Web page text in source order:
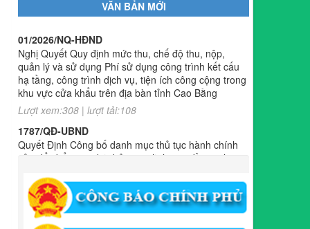
VĂN BẢN MỚI
Nghị Quyết Quy định mức thu, chế độ thu, nộp,
hạ tầng, công trình dịch vụ, tiện ích công cộng trong
khu vực cửa khẩu trên địa bàn tỉnh Cao Bằng
Lượt xem:308 | lượt tải:108
1787/QĐ-UBND
Quyết Định Công bố danh mục thủ tục hành chính
sửa đổi, bổ sung, bãi bỏ trong lĩnh vực đầu tư theo
phương thức đối tác công tư; đấu thầu lựa chọn nhà
đầu tư thuộc thẩm quyền giải quyết của Sở Tài
chính, Ban Quản lý Khu kinh tế tỉnh, UBND cấp xã
Lượt xem:301 | lượt tải:303
182/QĐ-BQLKKT
Quyết Định Công khai điều chỉnh, bổ sung Kế hoạch